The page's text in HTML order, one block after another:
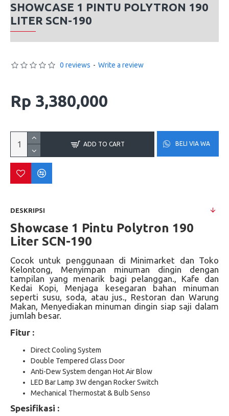
SHOWCASE 1 PINTU POLYTRON 190
LITER SCN-190
0 reviews - Write a review
Rp 3,380,000
ADD TO CART BELI VIA WA
DESKRIPSI
Showcase 1 Pintu Polytron 190
Liter SCN-190
Cocok untuk penggunaan di Minimarket dan Toko
Kelontong, Menyimpan minuman dingin dengan
tampilan yang menarik bagi pelanggan., Kafe dan
Kedai Kopi, Menjaga kesegaran bahan minuman
seperti susu, soda, atau jus., Restoran dan Warung
Makan, Menyediakan minuman dingin siap saji dalam
jumlah besar.
Fitur :
Direct Cooling System
Double Tempered Glass Door
Anti-Dew System dengan Hot Air Blow
LED Bar Lamp 3W dengan Rocker Switch
Mechanical Thermostat & Bulb Senso
Spesifikasi :